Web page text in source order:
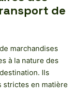
de
marchandises
à la nature des
Ils
strictes en matière